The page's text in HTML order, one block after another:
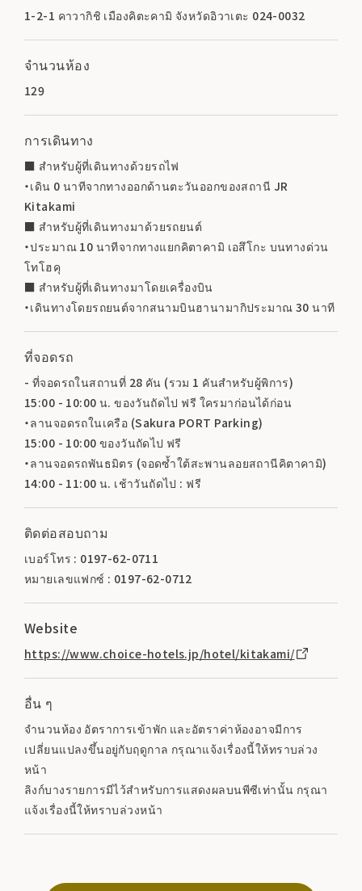
1-2-1 คาวากิชิ เมืองคิตะคามิ จังหวัดอิวาเตะ 024-0032
จำนวนห้อง
129
การเดินทาง
■ สำหรับผู้ที่เดินทางด้วยรถไฟ
・เดิน 0 นาทีจากทางออกด้านตะวันออกของสถานี JR
Kitakami
■ สำหรับผู้ที่เดินทางมาด้วยรถยนต์
・ประมาณ 10 นาทีจากทางแยกคิตาคามิ เอสึโกะ บนทางด่วน
โทโฮคุ
■ สำหรับผู้ที่เดินทางมาโดยเครื่องบิน
・เดินทางโดยรถยนต์จากสนามบินฮานามากิประมาณ 30 นาที
ที่จอดรถ
- ที่จอดรถในสถานที่ 28 คัน (รวม 1 คันสำหรับผู้พิการ)
15:00 - 10:00 น. ของวันถัดไป ฟรี ใครมาก่อนได้ก่อน
・ลานจอดรถในเครือ (Sakura PORT Parking)
15:00 - 10:00 ของวันถัดไป ฟรี
・ลานจอดรถพันธมิตร (จอดซ้ำใต้สะพานลอยสถานีคิตาคามิ)
14:00 - 11:00 น. เช้าวันถัดไป : ฟรี
ติดต่อสอบถาม
เบอร์โทร : 0197-62-0711
หมายเลขแฟกซ์ : 0197-62-0712
Website
https://www.choice-hotels.jp/hotel/kitakami/
อื่น ๆ
จำนวนห้อง อัตราการเข้าพัก และอัตราค่าห้องอาจมีการ
เปลี่ยนแปลงขึ้นอยู่กับฤดูกาล กรุณาแจ้งเรื่องนี้ให้ทราบล่วง
หน้า
ลิงก์บางรายการมีไว้สำหรับการแสดงผลบนพีซีเท่านั้น กรุณา
แจ้งเรื่องนี้ให้ทราบล่วงหน้า